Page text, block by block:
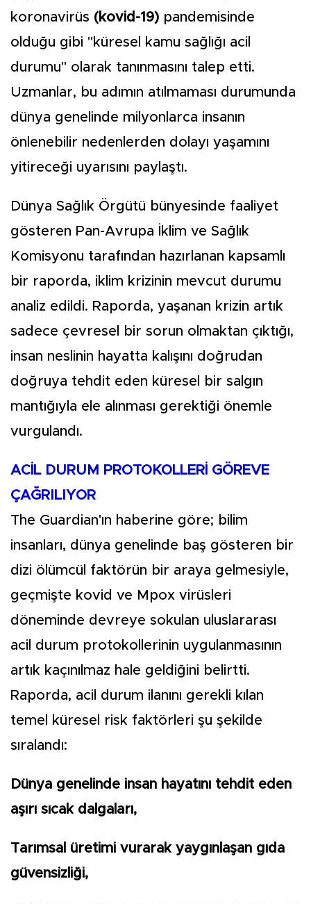
koronavirüs (kovid-19) pandemisinde
olduğu gibi "küresel kamu sağlığı acil
durumu" olarak tanınmasını talep etti.
Uzmanlar, bu adımın atılmaması durumunda
dünya genelinde milyonlarca insanın
önlenebilir nedenlerden dolayı yaşamını
yitireceği uyarısını paylaştı.
Dünya Sağlık Örgütü bünyesinde faaliyet
gösteren Pan-Avrupa İklim ve Sağlık
Komisyonu tarafından hazırlanan kapsamlı
bir raporda, iklim krizinin mevcut durumu
analiz edildi. Raporda, yaşanan krizin artık
sadece çevresel bir sorun olmaktan çıktığı,
insan neslinin hayatta kalışını doğrudan
doğruya tehdit eden küresel bir salgın
mantığıyla ele alınması gerektiği önemle
vurgulandı.
ACİL DURUM PROTOKOLLERİ GÖREVE
ÇAĞRILIYOR
The Guardian'ın haberine göre; bilim
insanları, dünya genelinde baş gösteren bir
dizi ölümcül faktörün bir araya gelmesiyle,
geçmişte kovid ve Mpox virüsleri
döneminde devreye sokulan uluslararası
acil durum protokollerinin uygulanmasının
artık kaçınılmaz hale geldiğini belirtti.
Raporda, acil durum ilanını gerekli kılan
temel küresel risk faktörleri şu şekilde
sıralandı:
Dünya genelinde insan hayatını tehdit eden
aşırı sıcak dalgaları,
Tarımsal üretimi vurarak yaygınlaşan gıda
güvensizliği,